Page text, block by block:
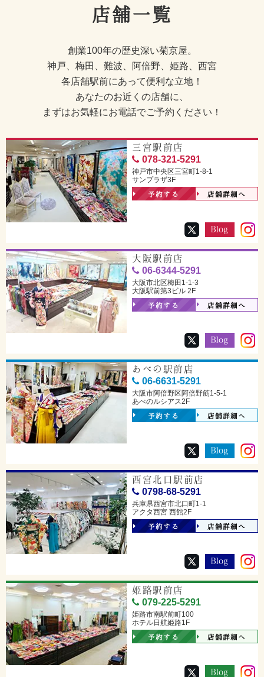
店舗一覧
創業100年の歴史深い菊京屋。
神戸、梅田、難波、阿倍野、姫路、西宮
各店舗駅前にあって便利な立地！
あなたのお近くの店舗に、
まずはお気軽にお電話でご予約ください！
三宮駅前店
078-321-5291
神戸市中央区三宮町1-8-1
サンプラザ3F
予約する 店舗詳細へ
大阪駅前店
06-6344-5291
大阪市北区梅田1-1-3
大阪駅前第3ビル 2F
予約する 店舗詳細へ
あべの駅前店
06-6631-5291
大阪市阿倍野区阿倍野筋1-5-1
あべのルシアス2F
予約する 店舗詳細へ
西宮北口駅前店
0798-68-5291
兵庫県西宮市北口町1-1
アクタ西宮 西館2F
予約する 店舗詳細へ
姫路駅前店
079-225-5291
姫路市南駅前町100
ホテル日航姫路1F
予約する 店舗詳細へ